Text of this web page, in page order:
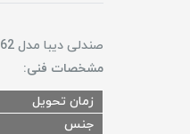
صندلی دیبا مدل D62 استیل هامون
مشخصات فنی:
زمان تحویل
جنس